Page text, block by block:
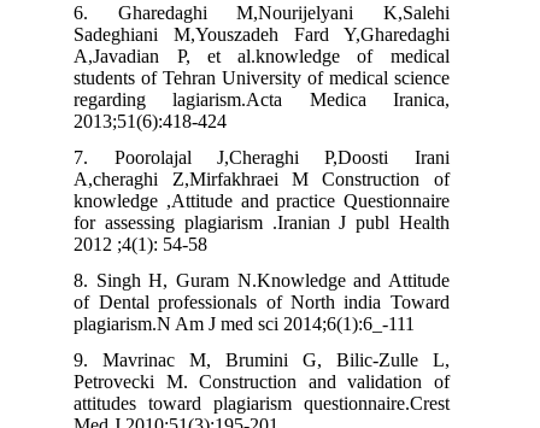
6. Gharedaghi M,Nourijelyani K,Salehi
Sadeghiani M,Youszadeh Fard Y,Gharedaghi
A,Javadian P, et al.knowledge of medical
students of Tehran University of medical science
regarding lagiarism.Acta Medica Iranica,
2013;51(6):418-424
7. Poorolajal J,Cheraghi P,Doosti Irani
A,cheraghi Z,Mirfakhraei M Construction of
knowledge ,Attitude and practice Questionnaire
for assessing plagiarism .Iranian J publ Health
2012 ;4(1): 54-58
8. Singh H, Guram N.Knowledge and Attitude
of Dental professionals of North india Toward
plagiarism.N Am J med sci 2014;6(1):6_-111
9. Mavrinac M, Brumini G, Bilic-Zulle L,
Petrovecki M. Construction and validation of
attitudes toward plagiarism questionnaire.Crest